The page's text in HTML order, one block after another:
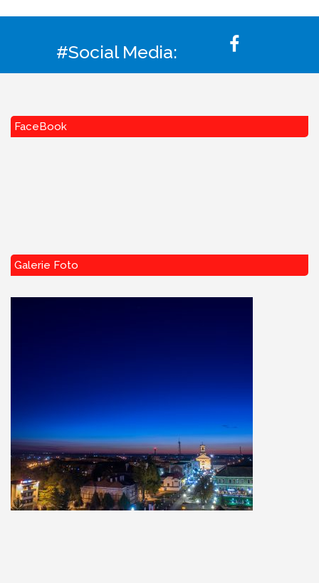
#Social Media:
FaceBook
Galerie Foto